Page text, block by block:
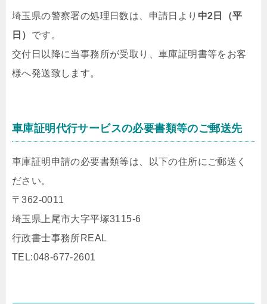
埼玉県の警察署の処理日数は、申請日より 中2日（平
日） です。
交付日以降に当事務所が受取り、車庫証明書等をお客
様へ発送致します。
車庫証明代行サービスの必要書類等のご郵送先
車庫証明申請の必要書類等は、以下の住所にご郵送く
ださい。
〒362-0011
埼玉県上尾市大字平塚3115-6
行政書士事務所REAL
TEL:048-677-2601